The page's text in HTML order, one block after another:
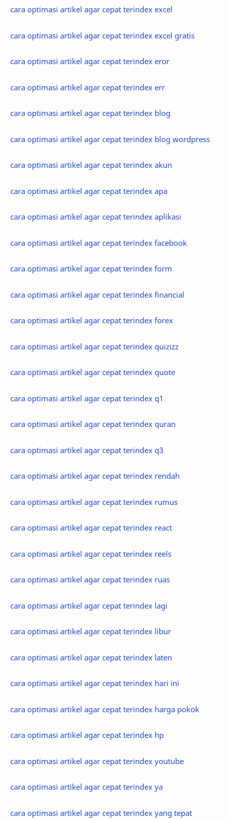
cara optimasi artikel agar cepat terindex excel
cara optimasi artikel agar cepat terindex excel gratis
cara optimasi artikel agar cepat terindex eror
cara optimasi artikel agar cepat terindex err
cara optimasi artikel agar cepat terindex blog
cara optimasi artikel agar cepat terindex blog wordpress
cara optimasi artikel agar cepat terindex akun
cara optimasi artikel agar cepat terindex apa
cara optimasi artikel agar cepat terindex aplikasi
cara optimasi artikel agar cepat terindex facebook
cara optimasi artikel agar cepat terindex form
cara optimasi artikel agar cepat terindex financial
cara optimasi artikel agar cepat terindex forex
cara optimasi artikel agar cepat terindex quizizz
cara optimasi artikel agar cepat terindex quote
cara optimasi artikel agar cepat terindex q1
cara optimasi artikel agar cepat terindex quran
cara optimasi artikel agar cepat terindex q3
cara optimasi artikel agar cepat terindex rendah
cara optimasi artikel agar cepat terindex rumus
cara optimasi artikel agar cepat terindex react
cara optimasi artikel agar cepat terindex reels
cara optimasi artikel agar cepat terindex ruas
cara optimasi artikel agar cepat terindex lagi
cara optimasi artikel agar cepat terindex libur
cara optimasi artikel agar cepat terindex laten
cara optimasi artikel agar cepat terindex hari ini
cara optimasi artikel agar cepat terindex harga pokok
cara optimasi artikel agar cepat terindex hp
cara optimasi artikel agar cepat terindex youtube
cara optimasi artikel agar cepat terindex ya
cara optimasi artikel agar cepat terindex yang tepat